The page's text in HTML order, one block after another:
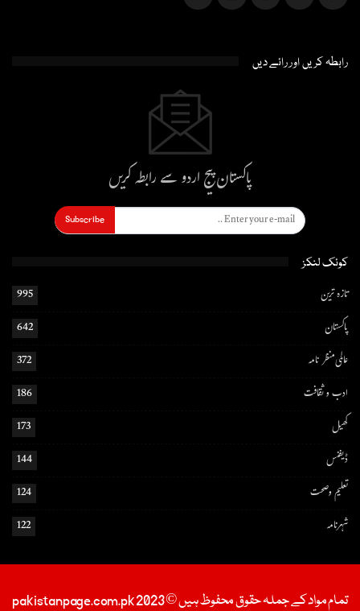
رابطہ کریں اور رائے دیں
پاکستان پیج اردو سے رابطہ کریں
Subscribe
کوئک لنکز
تازہ ترین
995
پاکستان
642
عالمی منظر نامہ
372
ادب و ثقافت
186
کھیل
173
ڈیفنس
144
تعلیم و صحت
124
شہرنامہ
122
تمام مواد کے جملہ حقوق محفوظ ہیں © 2023 pakistanpage.com.pk